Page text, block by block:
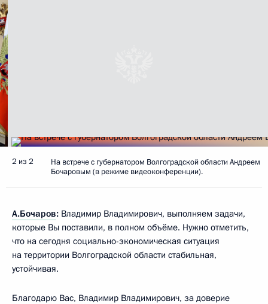
2 из 2
На встрече с губернатором Волгоградской области Андреем
Бочаровым (в режиме видеоконференции).
А.Бочаров: Владимир Владимирович, выполняем задачи,
которые Вы поставили, в полном объёме. Нужно отметить,
что на сегодня социально-экономическая ситуация
на территории Волгоградской области стабильная,
устойчивая.
Благодарю Вас, Владимир Владимирович, за доверие